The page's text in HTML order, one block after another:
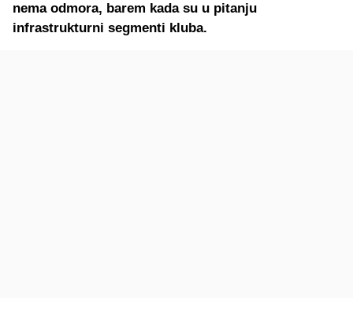
nema odmora, barem kada su u pitanju
infrastrukturni segmenti kluba.